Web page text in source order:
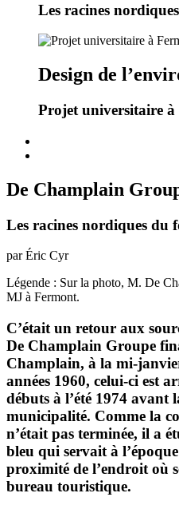
Les racines
Design de
Projet universitaire
De Champlain
Les racines nordiques du
par Éric Cyr
Légende : Sur la photo, M. De
MJ à Fermont.
C’était un retour aux
De Champlain Groupe
Champlain, à la mi-
années 1960, celui-ci est
débuts à l’été 1974
municipalité. Comme la
n’était pas terminée, il a
bleu qui servait à
proximité de l’endroit où
bureau touristique.